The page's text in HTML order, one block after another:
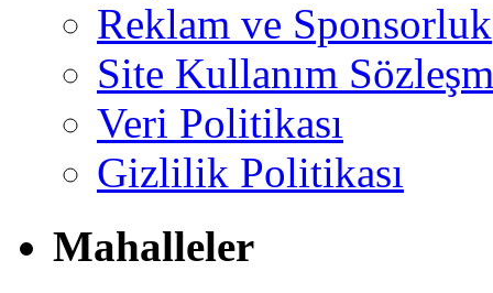
Reklam ve Sponsorluk
Site Kullanım
Veri Politikası
Gizlilik Politikası
Mahalleler